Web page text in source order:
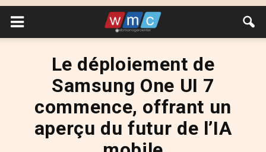
Le déploiement de
Samsung One UI 7
commence, offrant un
aperçu du futur de l’IA